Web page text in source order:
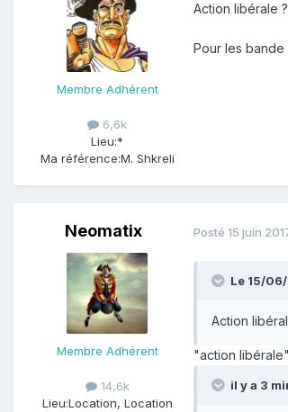
Membre Adhérent
6,6k
Lieu:*
Ma référence:M. Shkreli
Action libérale
Pour les
Neomatix
Membre Adhérent
14,6k
Lieu:Location, Location
Posté 15 juin
Le 15/
Action
"action
il y a 3